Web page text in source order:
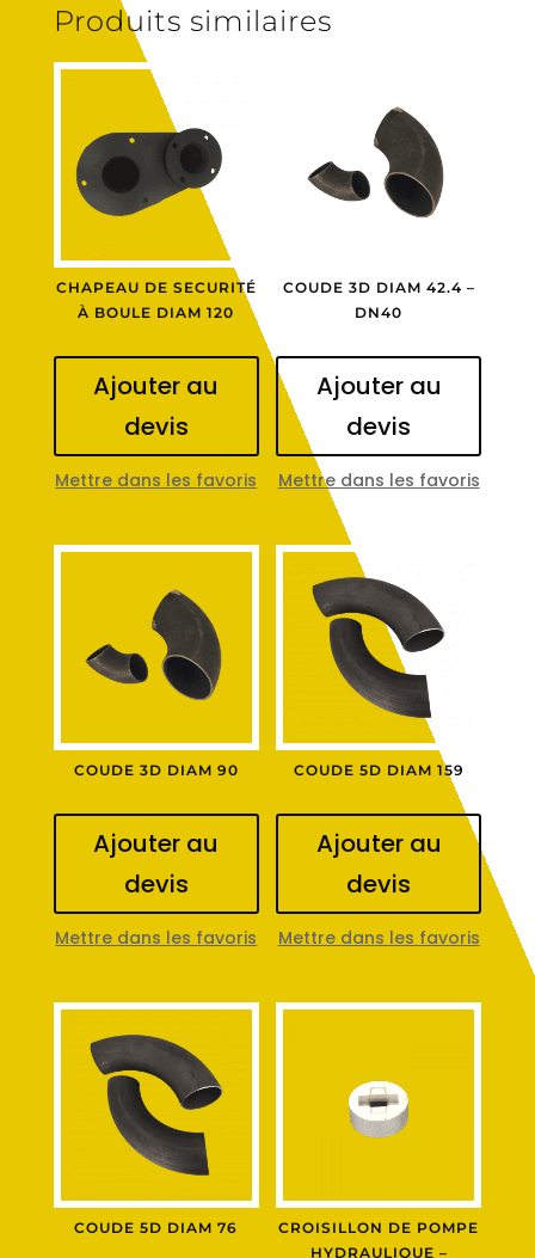
Produits similaires
CHAPEAU DE SECURITÉ
À BOULE DIAM 120
Ajouter au
devis
Mettre dans les favoris
COUDE 3D DIAM 42.4 –
DN40
Ajouter au
devis
Mettre dans les favoris
COUDE 3D DIAM 90
Ajouter au
devis
Mettre dans les favoris
COUDE 5D DIAM 159
Ajouter au
devis
Mettre dans les favoris
COUDE 5D DIAM 76
CROISILLON DE POMPE
HYDRAULIQUE –